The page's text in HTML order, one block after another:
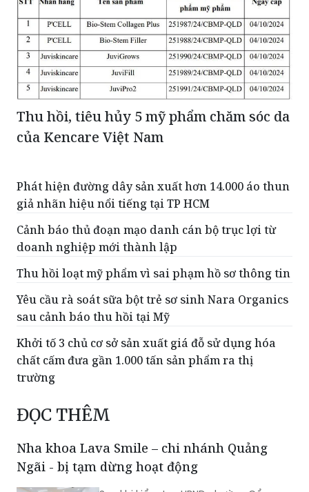
Thu hồi, tiêu hủy 5 mỹ phẩm chăm sóc da
của Kencare Việt Nam
Phát hiện đường dây sản xuất hơn 14.000 áo thun
giả nhãn hiệu nổi tiếng tại TP HCM
Cảnh báo thủ đoạn mạo danh cán bộ trục lợi từ
doanh nghiệp mới thành lập
Thu hồi loạt mỹ phẩm vì sai phạm hồ sơ thông tin
Yêu cầu rà soát sữa bột trẻ sơ sinh Nara Organics
sau cảnh báo thu hồi tại Mỹ
Khởi tố 3 chủ cơ sở sản xuất giá đỗ sử dụng hóa
chất cấm đưa gần 1.000 tấn sản phẩm ra thị
trường
ĐỌC THÊM
Nha khoa Lava Smile – chi nhánh Quảng
Ngãi - bị tạm dừng hoạt động